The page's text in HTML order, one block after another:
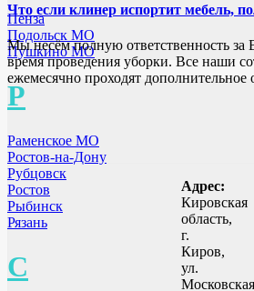
Пенза
Подольск МО
Пушкино МО
Р
Раменское МО
Ростов-на-Дону
Рубцовск
Ростов
Рыбинск
Рязань
С
Что если клинер испортит мебель,
Мы несём полную ответственность за
время проведения уборки. Все наши
ежемесячно проходят дополнительное
Адрес:
Кировская
область,
г.
Киров,
ул.
Московская